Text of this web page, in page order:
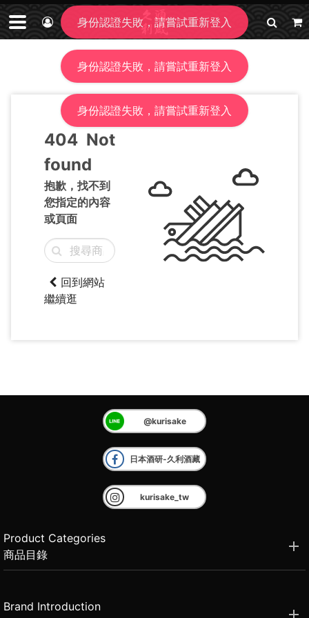
404 Not
found
抱歉，找不到
您指定的內容
或頁面
回到網站
繼續逛
@kurisake
日本酒研-久利酒藏
kurisake_tw
Product Categories
商品目錄
Brand Introduction
身份認證失敗，請嘗試重新登入
身份認證失敗，請嘗試重新登入
身份認證失敗，請嘗試重新登入